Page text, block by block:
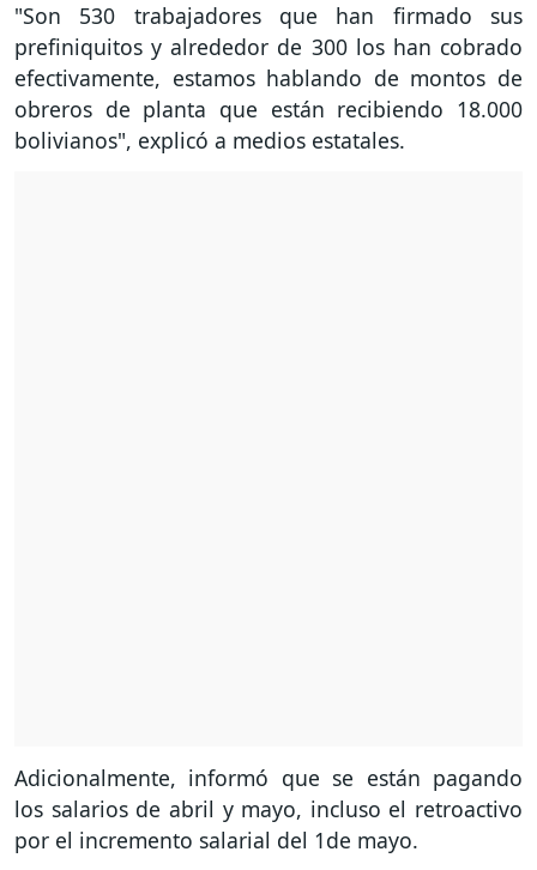
"Son 530 trabajadores que han firmado sus
prefiniquitos y alrededor de 300 los han cobrado
efectivamente, estamos hablando de montos de
obreros de planta que están recibiendo 18.000
bolivianos", explicó a medios estatales.
Adicionalmente, informó que se están pagando
los salarios de abril y mayo, incluso el retroactivo
por el incremento salarial del 1de mayo.